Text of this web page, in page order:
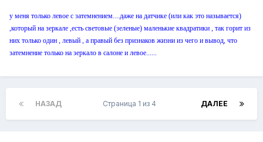
у меня только левое с затемнением....даже на датчике (или как это называется)
,который на зеркале ,есть световые (зеленые) маленькие квадратики , так горит из
них только один , левый , а правый без признаков жизни из чего и вывод, что
затемнение только на зеркало в салоне и левое......
НАЗАД ДАЛЕЕ
Страница 1 из 4